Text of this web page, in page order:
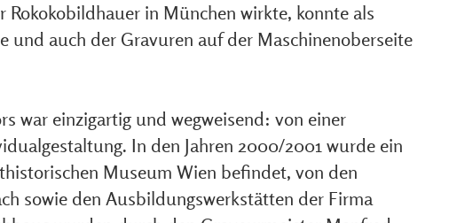
Rokokobildhauer in München wirkte, konnte als
auch der Gravuren auf der Maschinenoberseite
war einzigartig und wegweisend: von einer
In den Jahren 2000/2001 wurde ein
Museum Wien befindet, von den
sowie den Ausbildungswerkstätten der Firma